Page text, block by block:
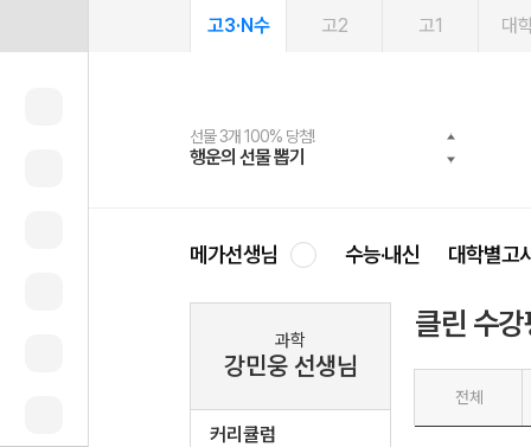
고3·N수 고2 고1 대
선물 3개 100% 당첨!
행운의 선물 뽑기
선물 100% 증정!
메가스터디 X 올리브
2027 러셀 단과
강사 공개선발
스마트러닝앱
설문 EVENT
메가패스
3일 무료 체험권
메가패스 수강생 무료혜택!
메가클럽 멤버십
사회공헌 캠페인
희망이룸 메가나눔
메가선생님 수능·내신 대학별고
과학
강민웅 선생님
커리큘럼
클린 수강
전체